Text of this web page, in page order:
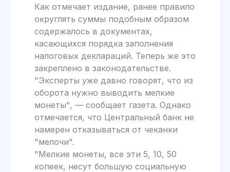
Как отмечает издание, ранее правило
округлять суммы подобным образом
содержалось в документах,
касающихся порядка заполнения
налоговых деклараций. Теперь же это
закреплено в законодательстве.
"Эксперты уже давно говорят, что из
оборота нужно выводить мелкие
монеты", — сообщает газета. Однако
отмечается, что Центральный банк не
намерен отказываться от чеканки
"мелочи".
"Мелкие монеты, все эти 5, 10, 50
копеек, несут большую социальную